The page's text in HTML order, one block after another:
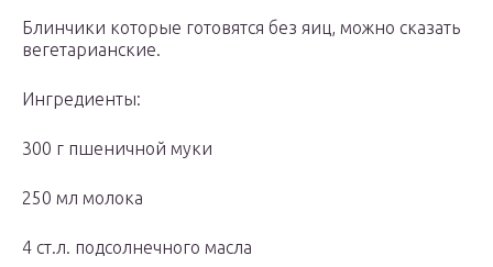
Блинчики которые готовятся без яиц, можно сказать
вегетарианские.
Ингредиенты:
300 г пшеничной муки
250 мл молока
4 ст.л. подсолнечного масла